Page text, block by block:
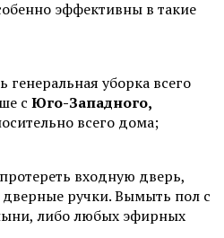
эффективны в такие
уборка всего
с Юго-Западного,
всего дома;
входную дверь,
ручки. Вымыть пол с
либо любых эфирных